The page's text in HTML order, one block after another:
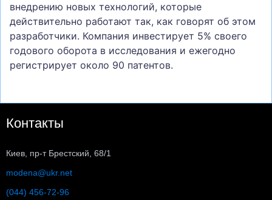
внедрению новых технологий, которые
действительно работают так, как говорят об этом
разработчики. Компания инвестирует 5% своего
годового оборота в исследования и ежегодно
регистрирует около 90 патентов.
Контакты
Киев, пр-т Брестский, 68/1
modena@ukr.net
(044) 456-72-96